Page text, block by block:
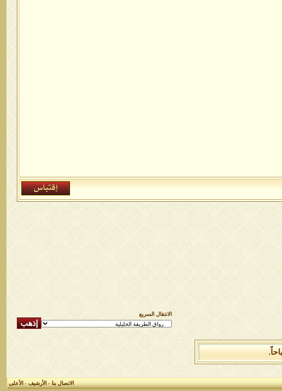
الانتقال السريع
الاتصال بنا-الأرشيف-الأعلى